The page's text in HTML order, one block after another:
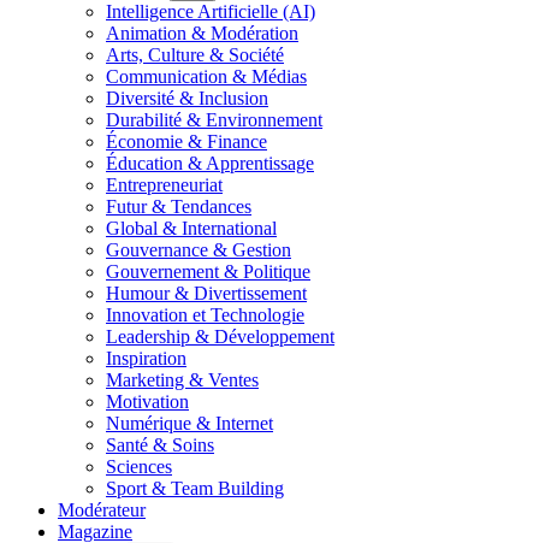
Intelligence Artificielle (AI)
Animation & Modération
Arts, Culture & Société
Communication & Médias
Diversité & Inclusion
Durabilité & Environnement
Économie & Finance
Éducation & Apprentissage
Entrepreneuriat
Futur & Tendances
Global & International
Gouvernance & Gestion
Gouvernement & Politique
Humour & Divertissement
Innovation et Technologie
Leadership & Développement
Inspiration
Marketing & Ventes
Motivation
Numérique & Internet
Santé & Soins
Sciences
Sport & Team Building
Modérateur
Magazine